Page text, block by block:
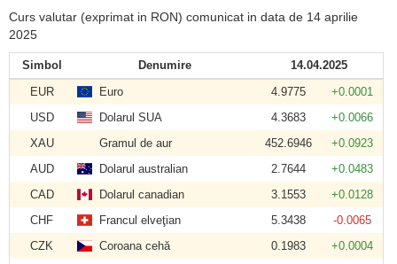
Curs valutar (exprimat in RON) comunicat in data de 14 aprilie
2025
Simbol Denumire
14.04.2025
EUR
Euro 4.9775
+0.0001
USD
Dolarul SUA 4.3683
+0.0066
XAU
Gramul de aur 452.6946
+0.0923
AUD
Dolarul australian 2.7644
+0.0483
CAD
Dolarul canadian 3.1553
+0.0128
CHF
Francul elveţian 5.3438
-0.0065
CZK
Coroana cehă 0.1983
+0.0004